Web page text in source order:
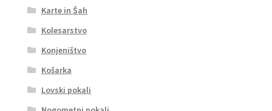
Karte in Šah
Kolesarstvo
Konjeništvo
Košarka
Lovski pokali